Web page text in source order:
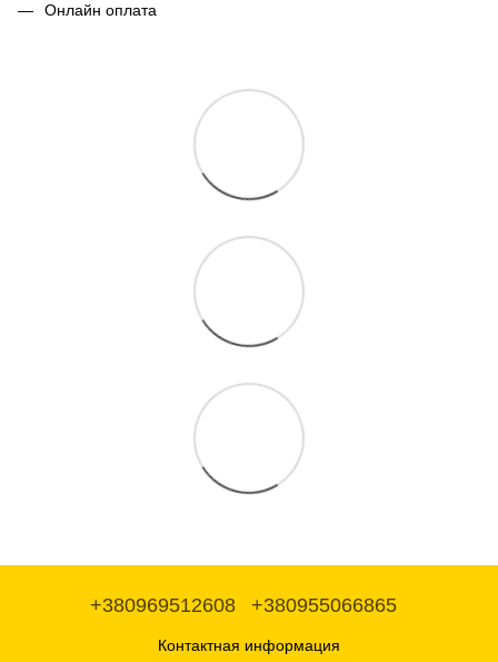
Онлайн оплата
+380969512608 +380955066865
Контактная информация